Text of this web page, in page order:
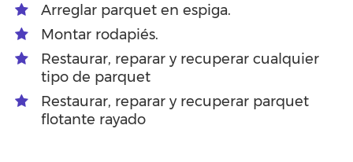
Arreglar parquet en espiga.
Montar rodapiés.
Restaurar, reparar y recuperar cualquier
tipo de parquet
Restaurar, reparar y recuperar parquet
flotante rayado